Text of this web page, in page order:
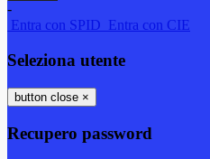
-
Entra con SPID Entra con CIE
Seleziona utente
button close ×
Recupero password